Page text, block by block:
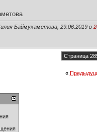
Баймухаметова, 29.06.2019 в
Страница
«